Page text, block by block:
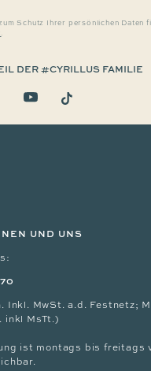
Schutz Ihrer persönlichen Daten
.
DER #CYRILLUS FAMILIE
UND UNS
Inkl. MwSt. a.d. Festnetz;
inkl MsTt.)
ist montags bis freitags